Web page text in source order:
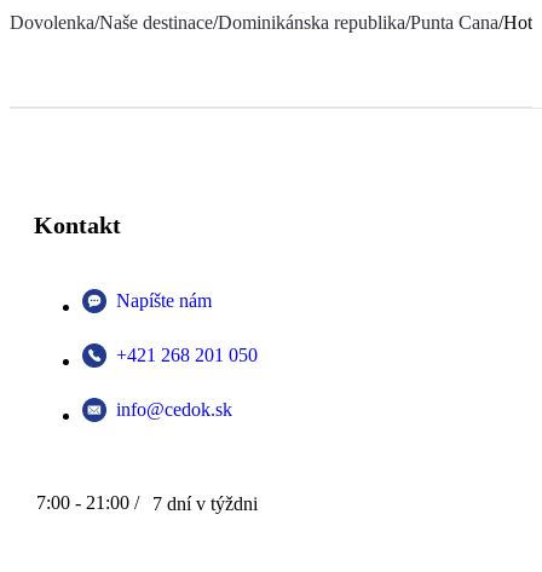
Dovolenka/Naše destinace/Dominikánska republika/Punta Cana/
Kontakt
Napíšte nám
+421 268 201 050
info@cedok.sk
7:00 - 21:00 / 7 dní v týždni